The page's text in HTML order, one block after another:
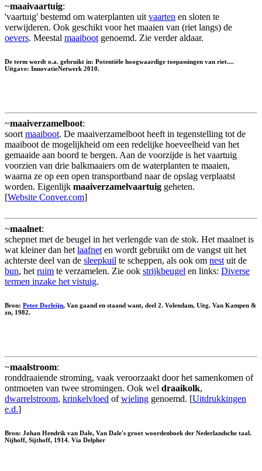
~maaivaartuig:
'vaartuig' bestemd om waterplanten uit vaarten en sloten te
verwijderen. Ook geschikt voor het maaien van (riet langs) de
oevers. Meestal maaiboot genoemd. Zie verder aldaar.
De term wordt o.a. gebruikt in: Potentiële hoogwaardige toepassingen van riet....
Uitgave: InnovatieNetwerk 2010.
~maaiverzamelboot:
soort maaiboot. De maaiverzamelboot heeft in tegenstelling tot de
maaiboot de mogelijkheid om een redelijke hoeveelheid van het
gemaaide aan boord te bergen. Aan de voorzijde is het vaartuig
voorzien van drie balkmaaiers om de waterplanten te maaien,
waarna ze op een open transportband naar de opslag verplaatst
worden. Eigenlijk maaiverzamelvaartuig geheten.
[Website Conver.com]
~maalnet:
schepnet met de beugel in het verlengde van de stok. Het maalnet is
wat kleiner dan het laafnet en wordt gebruikt om de vangst uit het
achterste deel van de sleepkuil te scheppen, als ook om nest uit de
bun, het ruim te verzamelen. Zie ook strijkbeugel en links: Diverse
termen inzake het vistuig.
Bron: Peter Dorleijn, Van gaand en staand want, deel 2. Volendam, Uitg. Van Kampen &
zn, 1982.
~maalstroom:
ronddraaiende stroming, vaak veroorzaakt door het samenkomen of
ontmoeten van twee stromingen. Ook wel draaikolk,
dwarrelstroom, krinkelvloed ofwieling genoemd. [Uitdrukkingen
e.d.]
Bron: Johan Hendrik van Dale, Van Dale's groot woordenboek der Nederlandsche taal.
Nijhoff, Sijthoff, 1914. Via Delpher